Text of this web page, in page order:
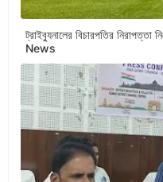
ট্রাইব্যুনালের বিচারপতির
News